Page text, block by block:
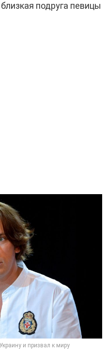
подруга певицы
и призвал к миру